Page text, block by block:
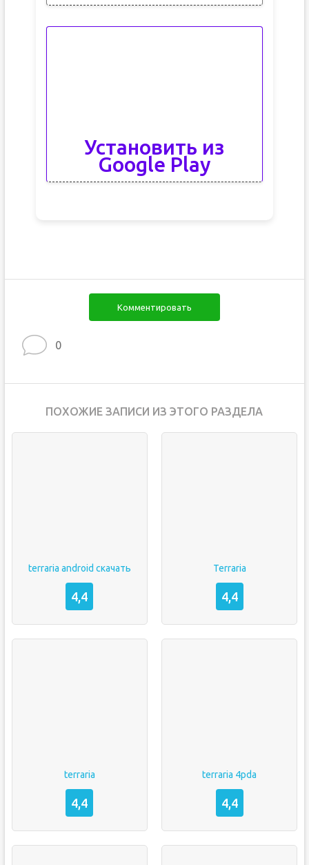
Установить из
Google Play
Комментировать
0
ПОХОЖИЕ ЗАПИСИ ИЗ ЭТОГО РАЗДЕЛА
terraria android скачать
4,4
Terraria
4,4
terraria
4,4
terraria 4pda
4,4